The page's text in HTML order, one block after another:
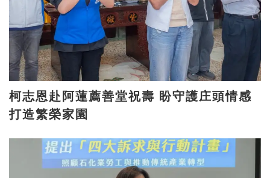
柯志恩赴阿蓮薦善堂祝壽 盼守護庄頭情感
打造繁榮家園